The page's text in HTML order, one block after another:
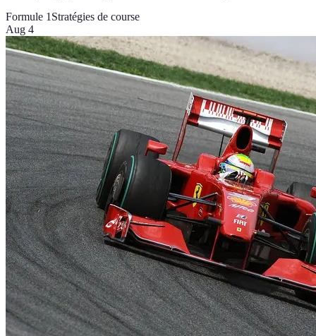
Formule 1Stratégies de course
Aug 4